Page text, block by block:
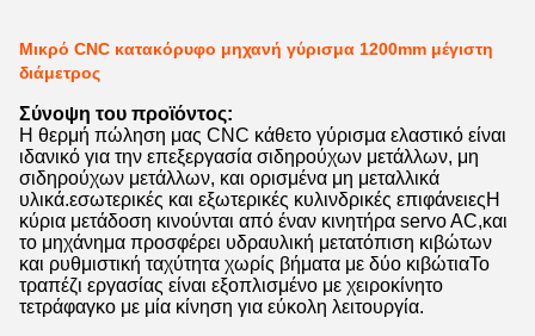
Μικρό CNC κατακόρυφο μηχανή γύρισμα 1200mm μέγιστη
διάμετρος
Σύνοψη του προϊόντος:
Η θερμή πώληση μας CNC κάθετο γύρισμα ελαστικό είναι
ιδανικό για την επεξεργασία σιδηρούχων μετάλλων, μη
σιδηρούχων μετάλλων, και ορισμένα μη μεταλλικά
υλικά.εσωτερικές και εξωτερικές κυλινδρικές επιφάνειεςΗ
κύρια μετάδοση κινούνται από έναν κινητήρα servo AC,και
το μηχάνημα προσφέρει υδραυλική μετατόπιση κιβώτων
και ρυθμιστική ταχύτητα χωρίς βήματα με δύο κιβώτιαΤο
τραπέζι εργασίας είναι εξοπλισμένο με χειροκίνητο
τετράφαγκο με μία κίνηση για εύκολη λειτουργία.